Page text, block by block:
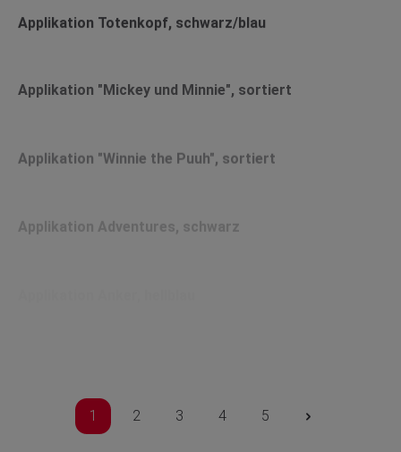
Applikation Totenkopf, schwarz/blau
Applikation "Mickey und Minnie", sortiert
Applikation "Winnie the Puuh", sortiert
Applikation Adventures, schwarz
1 2 3 4 5